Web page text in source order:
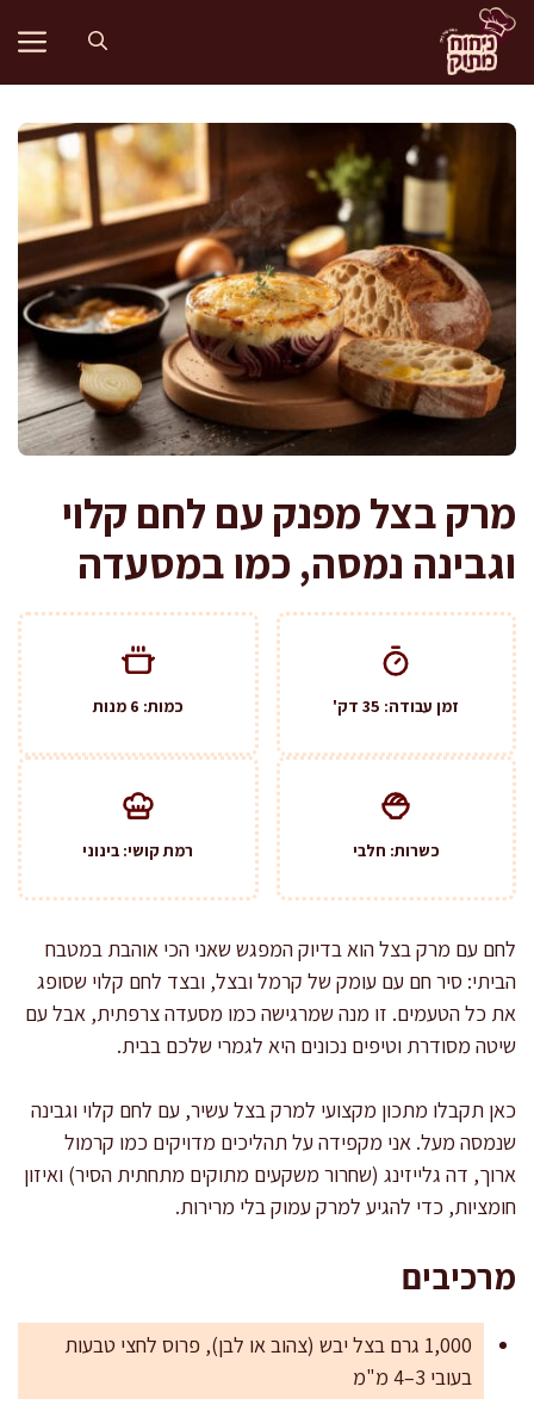
לדלג
לתוכן
מרק בצל מפנק עם לחם קלוי
וגבינה נמסה, כמו במסעדה
זמן עבודה: 35 דק' כמות: 6 מנות
כשרות: חלבי רמת קושי: בינוני
לחם עם מרק בצל הוא בדיוק המפגש שאני הכי אוהבת במטבח
הביתי: סיר חם עם עומק של קרמל ובצל, ובצד לחם קלוי שסופג
את כל הטעמים. זו מנה שמרגישה כמו מסעדה צרפתית, אבל עם
שיטה מסודרת וטיפים נכונים היא לגמרי שלכם בבית.
כאן תקבלו מתכון מקצועי למרק בצל עשיר, עם לחם קלוי וגבינה
שנמסה מעל. אני מקפידה על תהליכים מדויקים כמו קרמול
ארוך, דה גלייזינג (שחרור משקעים מתוקים מתחתית הסיר) ואיזון
חומציות, כדי להגיע למרק עמוק בלי מרירות.
מרכיבים
1,000 גרם בצל יבש (צהוב או לבן), פרוס לחצי טבעות
בעובי 3–4 מ"מ